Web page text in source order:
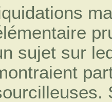
sujet sur